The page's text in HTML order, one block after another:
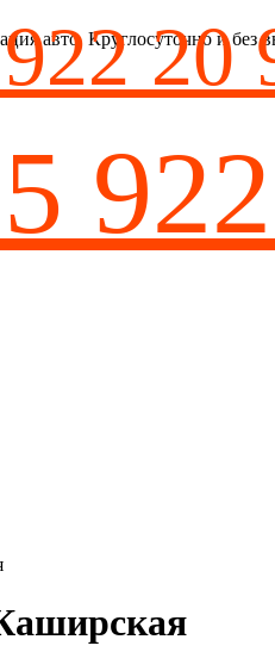
авто. Круглосуточно и без
20